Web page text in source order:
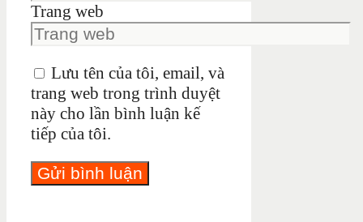
Trang web
Lưu tên của tôi, email, và
trang web trong trình duyệt
này cho lần bình luận kế
tiếp của tôi.